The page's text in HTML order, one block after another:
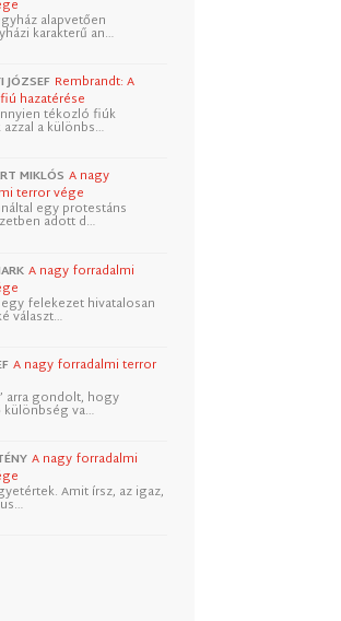
alapvetően
karakterű an…
JÓZSEF Rembrandt: A
hazatérése
tékozló fiúk
a különbs…
MIKLÓS A nagy
terror vége
egy protestáns
adott d…
A nagy forradalmi
felekezet hivatalosan
választ…
A nagy forradalmi terror
arra gondolt, hogy
különbség va…
A nagy forradalmi
Amit írsz, az igaz,